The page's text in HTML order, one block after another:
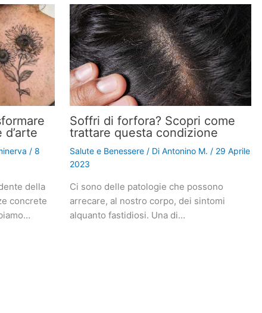
/ 8
della
concrete
Soffri di forfora? Scopri come
trattare questa condizione
Salute e Benessere/ Di Antonino M. / 29 Aprile
2023
Ci sono delle patologie che possono
arrecare, al nostro corpo, dei sintomi
alquanto fastidiosi. Una di…